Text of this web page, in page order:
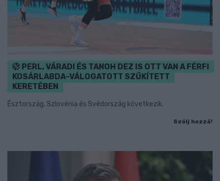
PERL, VÁRADI ÉS TANOH DEZ IS OTT VAN A FÉRFI
KOSÁRLABDA-VÁLOGATOTT SZŰKÍTETT
KERETÉBEN
Észtország, Szlovénia és Svédország következik.
Szólj hozzá!